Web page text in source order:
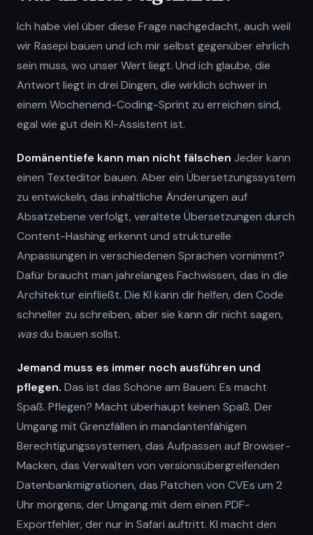
Ich habe viel über diese Frage nachgedacht, auch weil
wir Rasepi bauen und ich mir selbst gegenüber ehrlich
sein muss, wo unser Wert liegt. Und ich glaube, die
Antwort liegt in drei Dingen, die wirklich schwer in
einem Wochenend-Coding-Sprint zu erreichen sind,
egal wie gut dein KI-Assistent ist.
Domänentiefe kann man nicht fälschen Jeder kann
einen Texteditor bauen. Aber ein Übersetzungssystem
zu entwickeln, das inhaltliche Änderungen auf
Absatzebene verfolgt, veraltete Übersetzungen durch
Content-Hashing erkennt und strukturelle
Anpassungen in verschiedenen Sprachen vornimmt?
Dafür braucht man jahrelanges Fachwissen, das in die
Architektur einfließt. Die KI kann dir helfen, den Code
schneller zu schreiben, aber sie kann dir nicht sagen,
wasdu bauen sollst.
Jemand muss es immer noch ausführen und
pflegen. Das ist das Schöne am Bauen: Es macht
Spaß. Pflegen? Macht überhaupt keinen Spaß. Der
Umgang mit Grenzfällen in mandantenfähigen
Berechtigungssystemen, das Aufpassen auf Browser-
Macken, das Verwalten von versionsübergreifenden
Datenbankmigrationen, das Patchen von CVEs um 2
Uhr morgens, der Umgang mit dem einen PDF-
Exportfehler, der nur in Safari auftritt. KI macht den